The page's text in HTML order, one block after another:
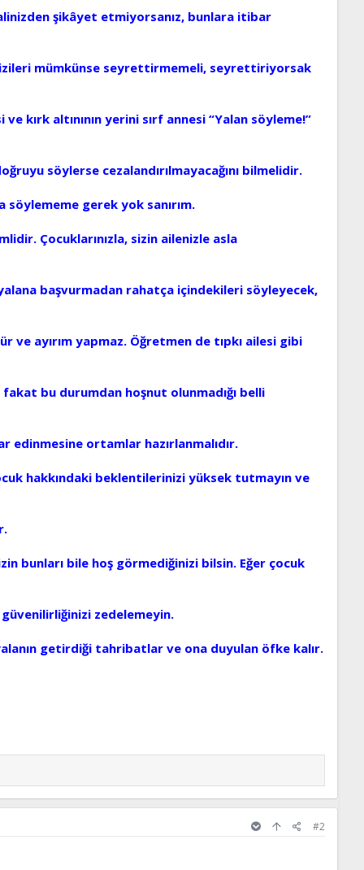
şikâyet etmiyorsanız, bunlara itibar
mümkünse seyrettirmemeli, seyrettiriyorsak
kırk altınının yerini sırf annesi “Yalan söyleme!”
söylerse cezalandırılmayacağını bilmelidir.
söylememe gerek yok sanırım.
Çocuklarınızla, sizin ailenizle asla
başvurmadan rahatça içindekileri söyleyecek,
ayırım yapmaz. Öğretmen de tıpkı ailesi gibi
bu durumdan hoşnut olunmadığı belli
edinmesine ortamlar hazırlanmalıdır.
hakkındaki beklentilerinizi yüksek tutmayın ve
bunları bile hoş görmediğinizi bilsin. Eğer çocuk
güvenilirliğinizi zedelemeyin.
yalanın getirdiği tahribatlar ve ona duyulan öfke kalır.
#2